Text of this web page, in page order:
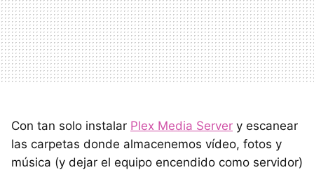
Con tan solo instalar Plex Media Server y escanear
las carpetas donde almacenemos vídeo, fotos y
música (y dejar el equipo encendido como servidor)